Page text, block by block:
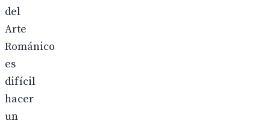
del
Arte
Románico
es
difícil
hacer
un